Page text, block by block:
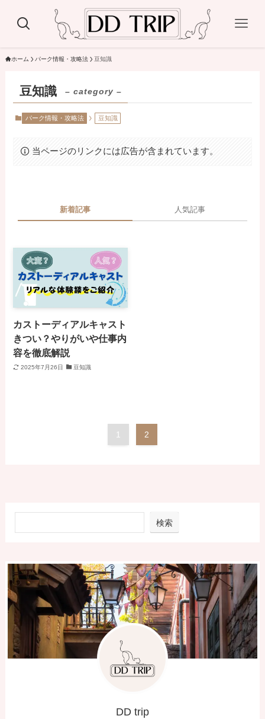
ホーム パーク情報・攻略法 豆知識
豆知識 – category –
パーク情報・攻略法 豆知識
当ページのリンクには広告が含まれています。
新着記事 人気記事
カストーディアルキャスト
きつい？やりがいや仕事内
容を徹底解説
2025年7月26日 豆知識
1 2
検索
DD trip